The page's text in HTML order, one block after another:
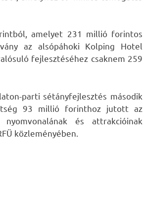
amelyet 231 millió forintos
az alsópáhoki Kolping Hotel
fejlesztéséhez csaknem 259
parti sétányfejlesztés második
93 millió forinthoz jutott az
és attrakcióinak
közleményében.